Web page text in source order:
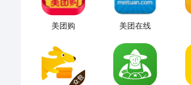
美团购 美团在线